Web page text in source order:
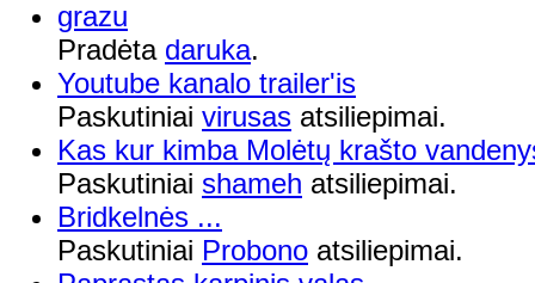
grazu
Pradėta daruka.
Youtube kanalo trailer'is
Paskutiniai virusas atsiliepimai.
Kas kur kimba Molėtų krašto
Paskutiniai shameh atsiliepimai.
Bridkelnės ...
Paskutiniai Probono atsiliepimai.